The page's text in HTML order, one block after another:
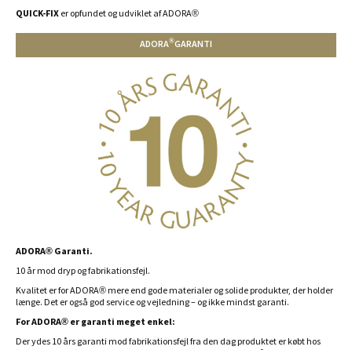
QUICK-FIX er opfundet og udviklet af ADORA®
ADORA®GARANTI
ADORA® Garanti.
10 år mod dryp og fabrikationsfejl.
Kvalitet er for ADORA® mere end gode materialer og solide produkter, der holder
længe. Det er også god service og vejledning – og ikke mindst garanti.
For ADORA® er garanti meget enkel:
Der ydes 10 års garanti mod fabrikationsfejl fra den dag produktet er købt hos